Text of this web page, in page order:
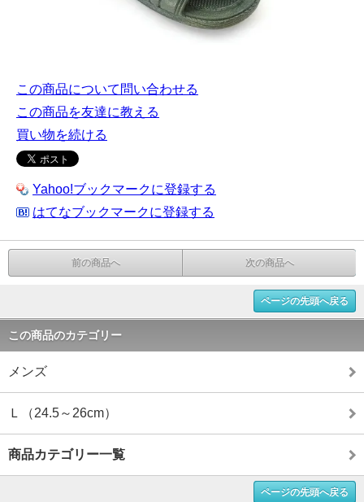
この商品について問い合わせる
この商品を友達に教える
買い物を続ける
Yahoo!ブックマークに登録する
はてなブックマークに登録する
前の商品へ 次の商品へ
ページの先頭へ戻る
この商品のカテゴリー
メンズ
Ｌ（24.5～26cm）
商品カテゴリー一覧
ページの先頭へ戻る